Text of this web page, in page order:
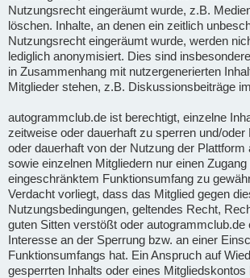
Nutzungsrecht eingeräumt wurde, z.B.
löschen. Inhalte, an denen ein zeitlich
Nutzungsrecht eingeräumt wurde, werden
lediglich anonymisiert. Dies sind
in Zusammenhang mit nutzergenerierten
Mitglieder stehen, z.B. Diskussionsbeiträge
autogrammclub.de ist berechtigt, einzelne
zeitweise oder dauerhaft zu sperren und/
oder dauerhaft von der Nutzung der Plattform
sowie einzelnen Mitgliedern nur einen Zugang
eingeschränktem Funktionsumfang zu
Verdacht vorliegt, dass das Mitglied gegen
Nutzungsbedingungen, geltendes Recht,
guten Sitten verstößt oder autogrammclub.de
Interesse an der Sperrung bzw. an einer
Funktionsumfangs hat. Ein Anspruch auf
gesperrten Inhalts oder eines Mitgliedskontos